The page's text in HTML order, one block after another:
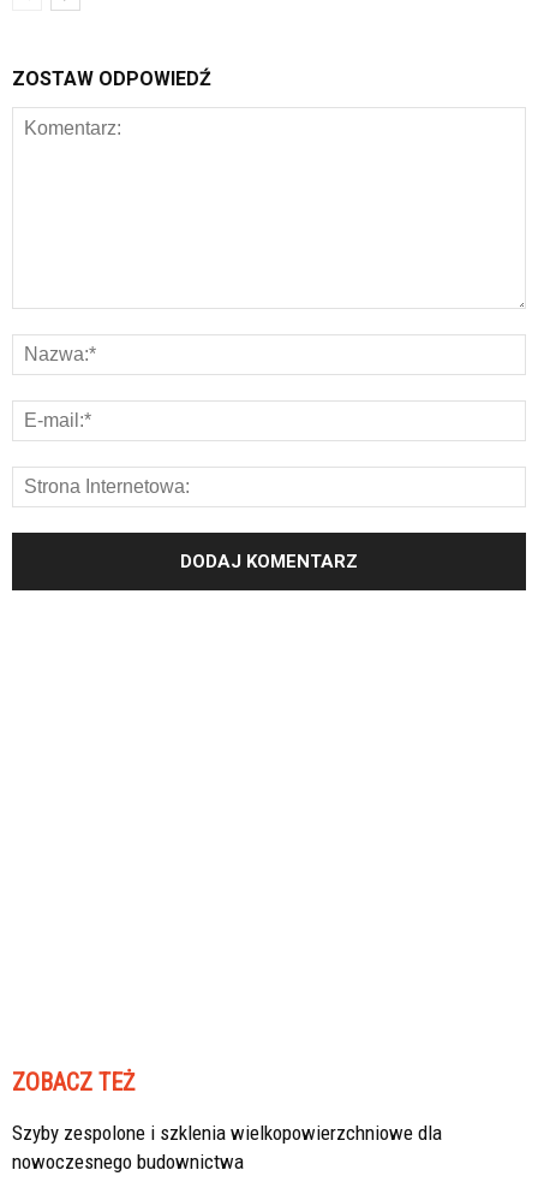
ZOSTAW ODPOWIEDŹ
ZOBACZ TEŻ
Szyby zespolone i szklenia wielkopowierzchniowe dla
nowoczesnego budownictwa